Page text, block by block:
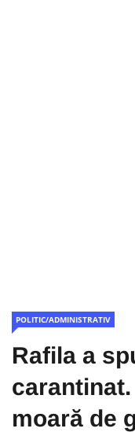
POLITIC/ADMINISTRATIV
Rafila a
moară de